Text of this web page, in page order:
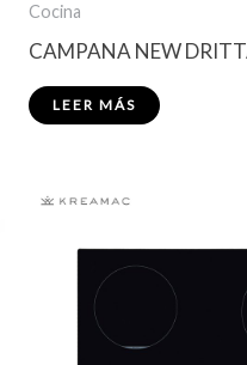
Cocina
CAMPANA NEW
LEER MÁS